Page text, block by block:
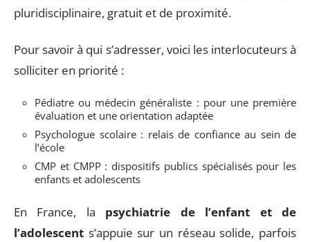
pluridisciplinaire, gratuit et de proximité.
Pour savoir à qui s’adresser, voici les interlocuteurs à
solliciter en priorité :
Pédiatre ou médecin généraliste : pour une première
évaluation et une orientation adaptée
Psychologue scolaire : relais de confiance au sein de
l’école
CMP et CMPP : dispositifs publics spécialisés pour les
enfants et adolescents
En France, la psychiatrie de l’enfant et de
l’adolescent s’appuie sur un réseau solide, parfois